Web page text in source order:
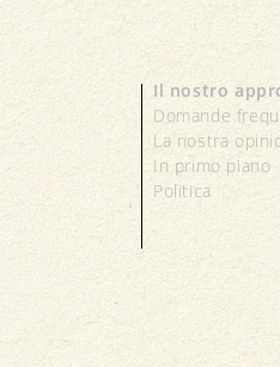
Il nostro
Domande
La nostra
In primo piano
Politica